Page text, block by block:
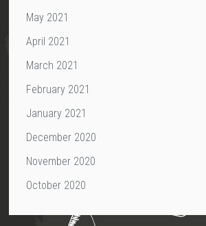
May 2021
April 2021
March 2021
February 2021
January 2021
December 2020
November 2020
October 2020